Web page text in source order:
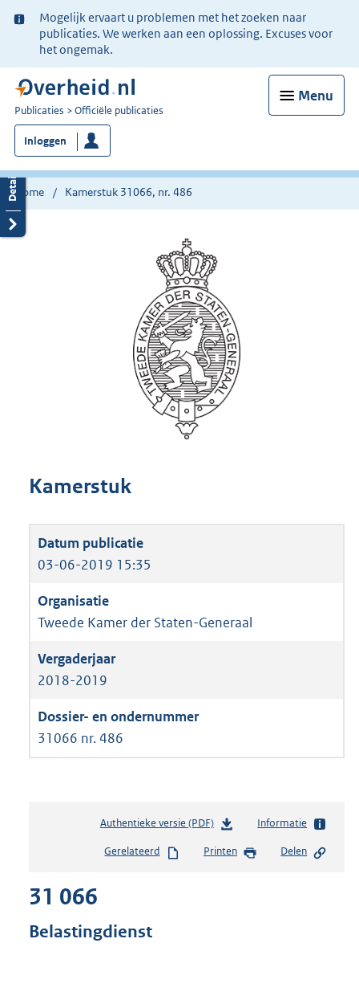
Ter
informatie:
Mogelijk ervaart u problemen met het zoeken naar
publicaties. We werken aan een oplossing. Excuses voor
het ongemak.
Menu
U
bent
nu
hier:
Publicaties Officiële publicaties
Inloggen
Home Kamerstuk 31066, nr. 486
Kamerstuk
03-06-2019 15:35
Tweede Kamer der Staten-Generaal
2018-2019
31066 nr. 486
Authentieke versie (PDF)b
s
Informatie
Gerelateerd Printen Delen
31 066
Belastingdienst